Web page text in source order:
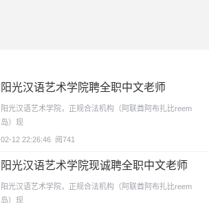
阳光汉语艺术学院聘全职中文老师
阳光汉语艺术学院，正规合法机构（阿联酋阿布扎比reem
岛）现
02-12 22:26:46 阅741
阳光汉语艺术学院现诚聘全职中文老师
阳光汉语艺术学院，正规合法机构（阿联酋阿布扎比reem
岛）现